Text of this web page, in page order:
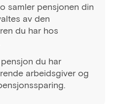
samler pensjonen din
av den
du har hos
du har
arbeidsgiver og